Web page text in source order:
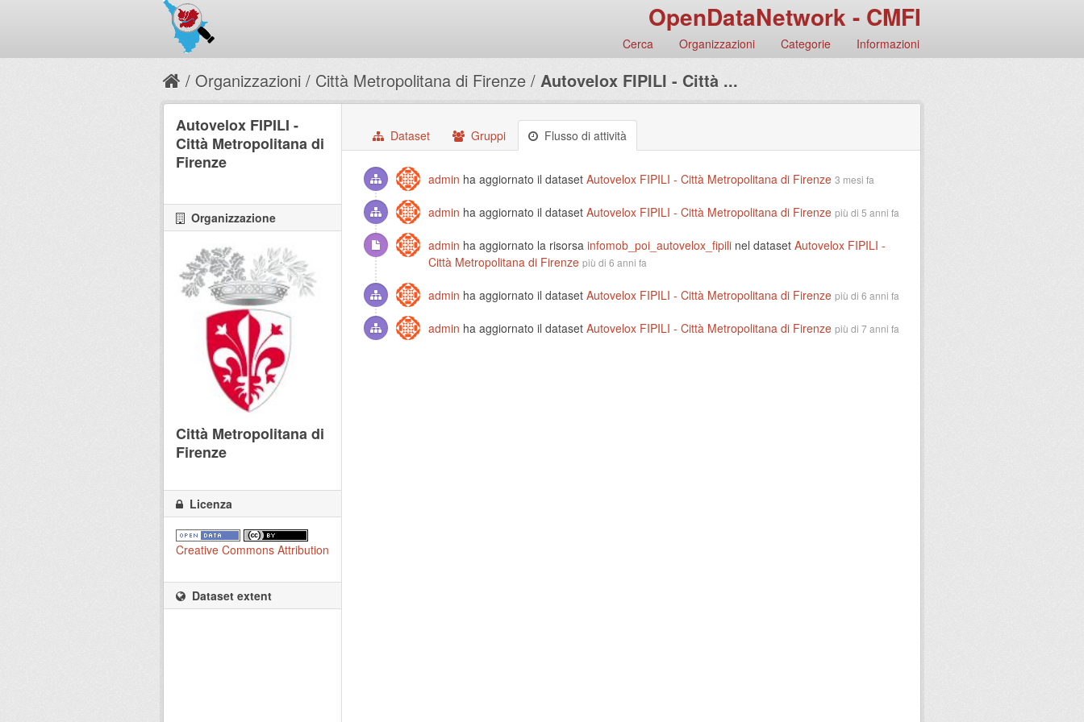
OpenDataNetwork - CMFI
Cerca Organizzazioni Categorie Informazioni
Organizzazioni Città Metropolitana di Firenze Autovelox FIPILI - Città ...
Dataset Gruppi Flusso di attività
admin ha aggiornato il dataset Autovelox FIPILI - Città Metropolitana di Firenze 3 mesi fa
admin ha aggiornato il dataset Autovelox FIPILI - Città Metropolitana di Firenze più di 5 anni fa
admin ha aggiornato la risorsa infomob_poi_autovelox_fipili nel dataset Autovelox FIPILI -
Città Metropolitana di Firenze più di 6 anni fa
admin ha aggiornato il dataset Autovelox FIPILI - Città Metropolitana di Firenze più di 6 anni fa
admin ha aggiornato il dataset Autovelox FIPILI - Città Metropolitana di Firenze più di 7 anni fa
Autovelox FIPILI -
Città Metropolitana di
Firenze
Organizzazione
Città Metropolitana di
Firenze
Licenza
Creative Commons Attribution
Dataset extent